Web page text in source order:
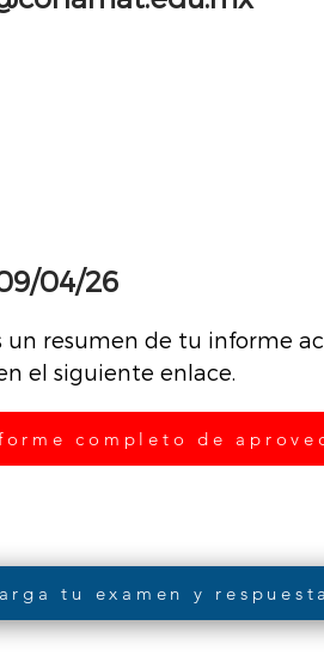
04/26
resumen de tu informe
el siguiente enlace.
completo de
tu examen y